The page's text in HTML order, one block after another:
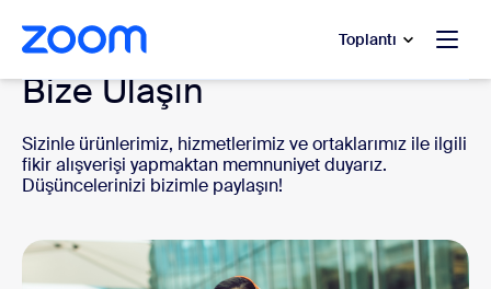
içeriğe atla
yardımına atla Toplantı
Bize Ulaşın
Sizinle ürünlerimiz, hizmetlerimiz ve ortaklarımız ile ilgili
fikir alışverişi yapmaktan memnuniyet duyarız.
Düşüncelerinizi bizimle paylaşın!